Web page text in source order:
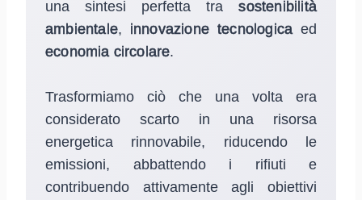
una sintesi perfetta trasostenibilità
ambientale, innovazione tecnologicaed
economia circolare.
Trasformiamo ciò che una volta era
considerato scarto in una risorsa
energetica rinnovabile, riducendo le
emissioni, abbattendo i rifiuti e
contribuendo attivamente agli obiettivi